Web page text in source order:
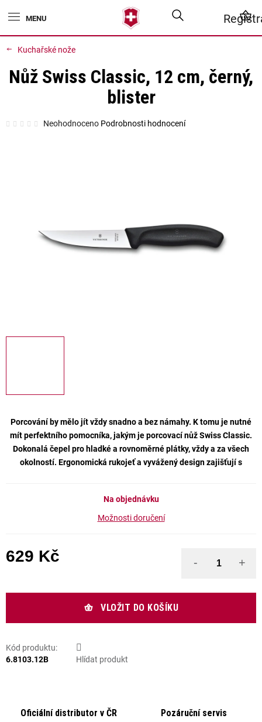
na
Kuchařské nože
Porcování by mělo jít vždy snadno a bez námahy. K tomu je nutné
mít perfektního pomocníka, jakým je porcovací nůž Swiss Classic.
Dokonalá čepel pro hladké a rovnoměrné plátky, vždy a za všech
okolností. Ergonomická rukojeť a vyvážený design zajišťují s
Na objednávku
Možnosti doručení
629 Kč
VLOŽIT DO KOŠÍKU
Kód produktu:
6.8103.12B
Hlídat produkt
Nůž Swiss Classic, 12 cm, černý,
blister
Průměrné
hodnocení
Neohodnoceno Podrobnosti hodnocení
Oficiální distributor v ČR Pozáruční servis